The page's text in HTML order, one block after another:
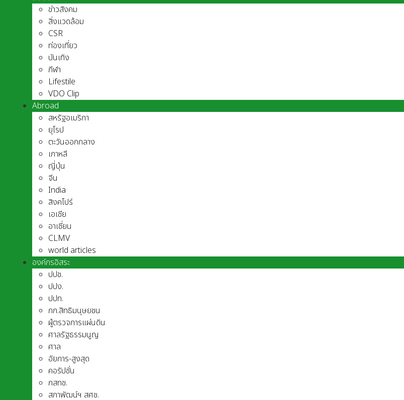
ข่าวสังคม
สิ่งแวดล้อม
CSR
ท่องเที่ยว
บันเทิง
กีฬา
Lifestile
VDO Clip
Abroad
สหรัฐอเมริกา
ยุโรป
ตะวันออกกลาง
เกาหลี
ญี่ปุ่น
จีน
India
สิงคโปร์
เอเชีย
อาเชี่ยน
CLMV
world articles
องค์กรอิสระ
ปปช.
ปปง.
ปปท.
กก.สิทธิมนุษยชน
ผู้ตรวจการแผ่นดิน
ศาลรัฐธรรมนูญ
ศาล
อัยการ-สูงสุด
คอรัปชั่น
กสทช.
สภาพัฒน์ฯ สศช.